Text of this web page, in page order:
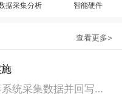
据采集分析 智能硬件
查看更多>
RPA项目实施，从SAP、ERP等系统采集数据并回写。请注意以下要求，不符合者请勿扰！ 1、熟悉掌握国内主流RPA设计实施，如弘玑、来也、艺赛旗等产品； 2、有大中型企业RPA流程设计、实施项目经验； 3、非远程、需要现场实施！！！！！！！